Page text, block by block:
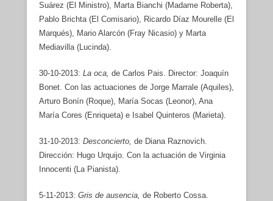
Suárez (El Ministro), Marta Bianchi (Madame Roberta),
Pablo Brichta (El Comisario), Ricardo Díaz Mourelle (El
Marqués), Mario Alarcón (Fray Nicasio) y Marta
Mediavilla (Lucinda).
30-10-2013: La oca, de Carlos Pais. Director: Joaquín
Bonet. Con las actuaciones de Jorge Marrale (Aquiles),
Arturo Bonín (Roque), María Socas (Leonor), Ana
María Cores (Enriqueta) e Isabel Quinteros (Marieta).
31-10-2013: Desconcierto, de Diana Raznovich.
Dirección: Hugo Urquijo. Con la actuación de Virginia
Innocenti (La Pianista).
5-11-2013: Gris de ausencia, de Roberto Cossa.